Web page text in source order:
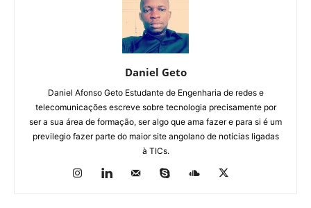
Daniel Geto
Daniel Afonso Geto Estudante de Engenharia de redes e
telecomunicações escreve sobre tecnologia precisamente por
ser a sua área de formação, ser algo que ama fazer e para si é um
previlegio fazer parte do maior site angolano de notícias ligadas
à TICs.